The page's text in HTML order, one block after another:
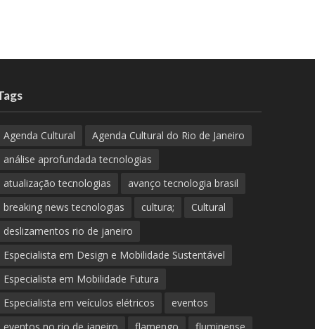
Agenda Cultural
Agenda Cultural do Rio de Janeiro
análise aprofundada tecnologias
atualização tecnologias
avanço tecnologia brasil
breaking news tecnologias
cultura;
Cultural
deslizamentos rio de janeiro
Especialista em Design e Mobilidade Sustentável
Especialista em Mobilidade Futura
Especialista em veículos elétricos
eventos